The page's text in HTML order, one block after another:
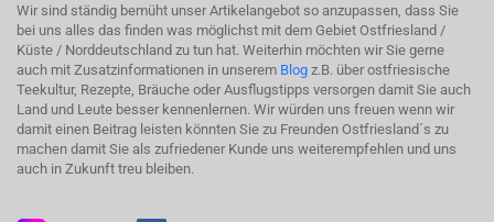
Wir sind ständig bemüht unser Artikelangebot so anzupassen, dass Sie
bei uns alles das finden was möglichst mit dem Gebiet Ostfriesland /
Küste / Norddeutschland zu tun hat. Weiterhin möchten wir Sie gerne
auch mit Zusatzinformationen in unserem Blog z.B. über ostfriesische
Teekultur, Rezepte, Bräuche oder Ausflugstipps versorgen damit Sie auch
Land und Leute besser kennenlernen. Wir würden uns freuen wenn wir
damit einen Beitrag leisten könnten Sie zu Freunden Ostfriesland´s zu
machen damit Sie als zufriedener Kunde uns weiterempfehlen und uns
auch in Zukunft treu bleiben.